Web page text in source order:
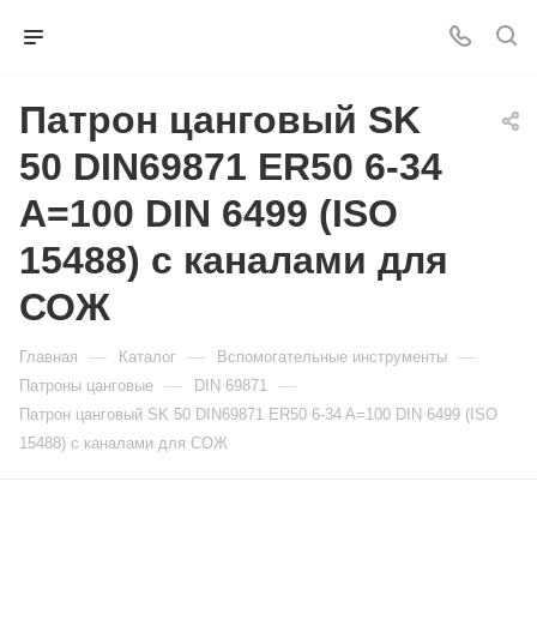
Патрон цанговый SK
50 DIN69871 ER50 6-34
A=100 DIN 6499 (ISO
15488) с каналами для
СОЖ
Главная — Каталог — Вспомогательные инструменты —
Патроны цанговые — DIN 69871 —
Патрон цанговый SK 50 DIN69871 ER50 6-34 A=100 DIN 6499 (ISO
15488) с каналами для СОЖ